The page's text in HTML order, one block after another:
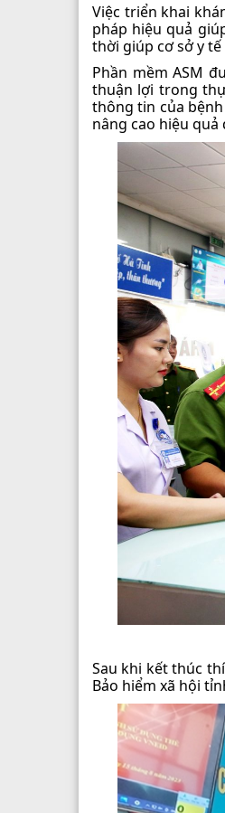
Việc triển khai
pháp hiệu quả
thời giúp cơ sở y
Phần mềm ASM
thuận lợi trong
thông tin của
nâng cao hiệu
Sau khi kết thúc
Bảo hiểm xã hội